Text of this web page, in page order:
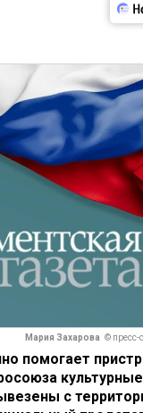
Мария Захарова ©
помогает
с